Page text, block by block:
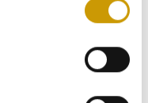
mais informações
pessoais,
Ouvir .